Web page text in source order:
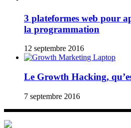
3 plateformes web pour
la programmation
12 septembre 2016
Le Growth Hacking,
7 septembre 2016